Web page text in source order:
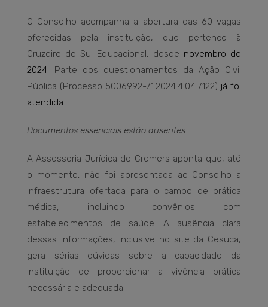
O Conselho acompanha a abertura das 60 vagas
oferecidas pela instituição, que pertence à
Cruzeiro do Sul Educacional, desde novembro de
2024. Parte dos questionamentos da Ação Civil
Pública (Processo 5006992-71.2024.4.04.7122) já foi
atendida.
Documentos essenciais estão ausentes
A Assessoria Jurídica do Cremers aponta que, até
o momento, não foi apresentada ao Conselho a
infraestrutura ofertada para o campo de prática
médica, incluindo convênios com
estabelecimentos de saúde. A ausência clara
dessas informações, inclusive no site da Cesuca,
gera sérias dúvidas sobre a capacidade da
instituição de proporcionar a vivência prática
necessária e adequada.